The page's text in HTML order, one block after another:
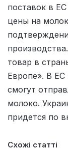
поставок в
цены на
товар в
Европе». В
смогут
молоко.
придется по
Схожі статті